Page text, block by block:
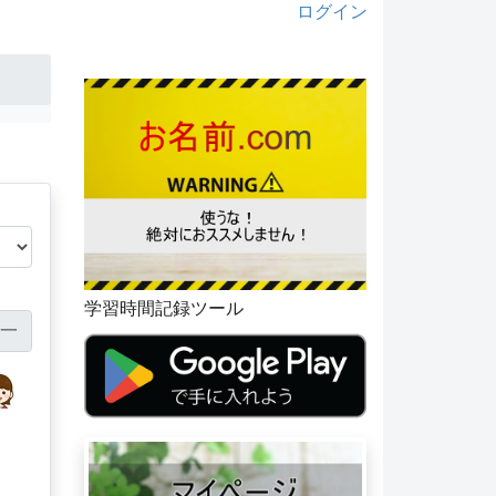
ログイン
学習時間記録ツール